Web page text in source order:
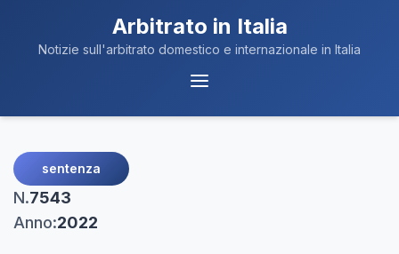
Arbitrato in Italia
Notizie sull'arbitrato domestico e internazionale in Italia
Menu
sentenza
N.7543
Anno:2022